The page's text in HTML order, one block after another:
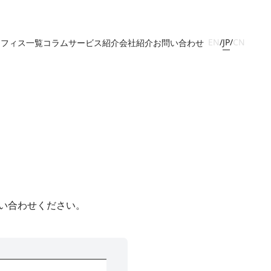
ィス一覧コラムサービス紹介会社紹介お問い合わせ EN/JP/CN
わせください。